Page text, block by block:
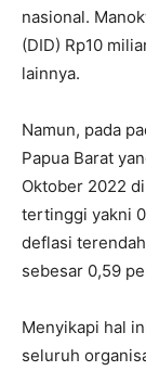
nasional.
(DID) Rp10
lainnya.
Namun, pada
Papua Barat
Oktober 2022
tertinggi yakni
deflasi
sebesar 0,59
Menyikapi hal
seluruh